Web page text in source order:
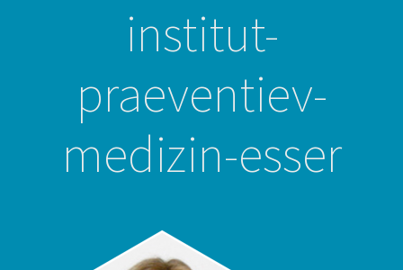
institut-
praeventiev-
medizin-esser